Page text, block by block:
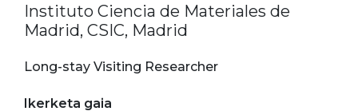
Instituto Ciencia de Materiales de
Madrid, CSIC, Madrid
Long-stay Visiting Researcher
Ikerketa gaia